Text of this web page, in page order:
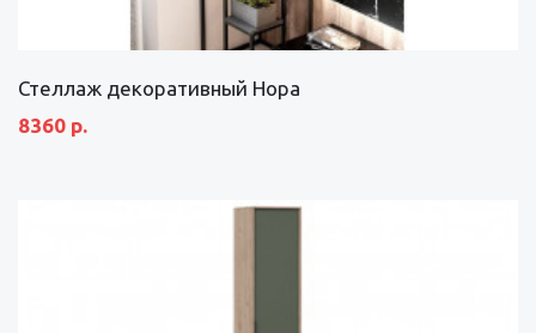
Стеллаж декоративный Нора
8360 р.